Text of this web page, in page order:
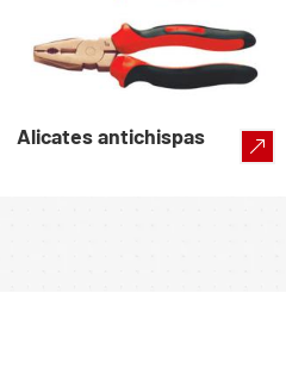
Alicates antichispas